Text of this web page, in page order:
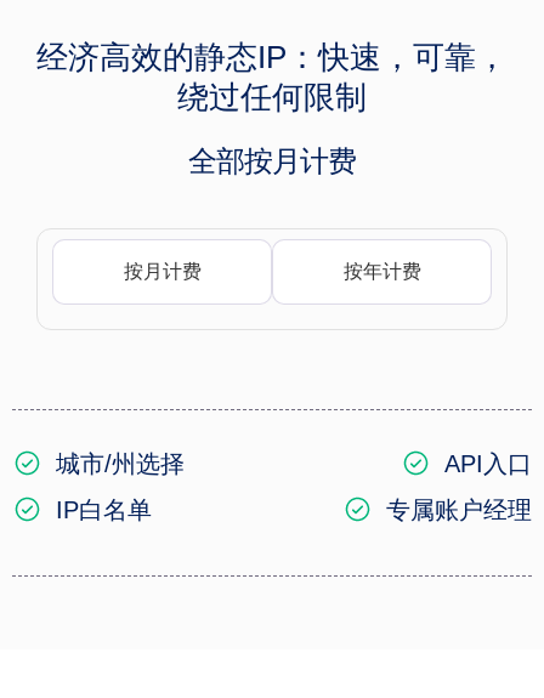
经济高效的静态IP：快速，可靠，
绕过任何限制
全部按月计费
按月计费 按年计费
城市/州选择
API入口
IP白名单
专属账户经理